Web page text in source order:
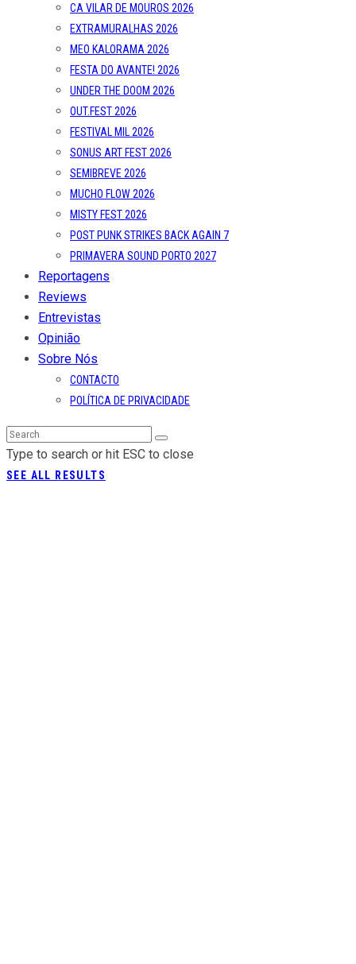
CA VILAR DE MOUROS 2026
EXTRAMURALHAS 2026
MEO KALORAMA 2026
FESTA DO AVANTE! 2026
UNDER THE DOOM 2026
OUT.FEST 2026
FESTIVAL MIL 2026
SONUS ART FEST 2026
SEMIBREVE 2026
MUCHO FLOW 2026
MISTY FEST 2026
POST PUNK STRIKES BACK AGAIN 7
PRIMAVERA SOUND PORTO 2027
Reportagens
Reviews
Entrevistas
Opinião
Sobre Nós
CONTACTO
POLÍTICA DE PRIVACIDADE
Type to search or hit ESC to close
SEE ALL RESULTS